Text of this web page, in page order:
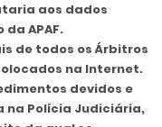
aos dados
APAF.
de todos os Árbitros
na Internet.
devidos e
Polícia Judiciária,